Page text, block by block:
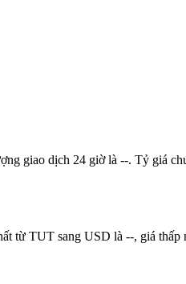
giao dịch 24 giờ là --. Tỷ giá
từ TUT sang USD là --, giá